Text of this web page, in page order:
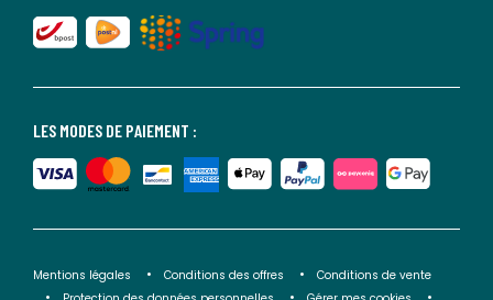
LES MODES DE PAIEMENT :
Mentions légales Conditions des offres
Conditions de vente